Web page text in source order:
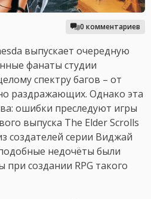
0 комментариев
выпускает очередную
фанаты студии
спектру багов – от
раздражающих. Однако эта
ошибки преследуют игры
выпуска The Elder Scrolls
создателей серии Виджай
недочёты были
создании RPG такого